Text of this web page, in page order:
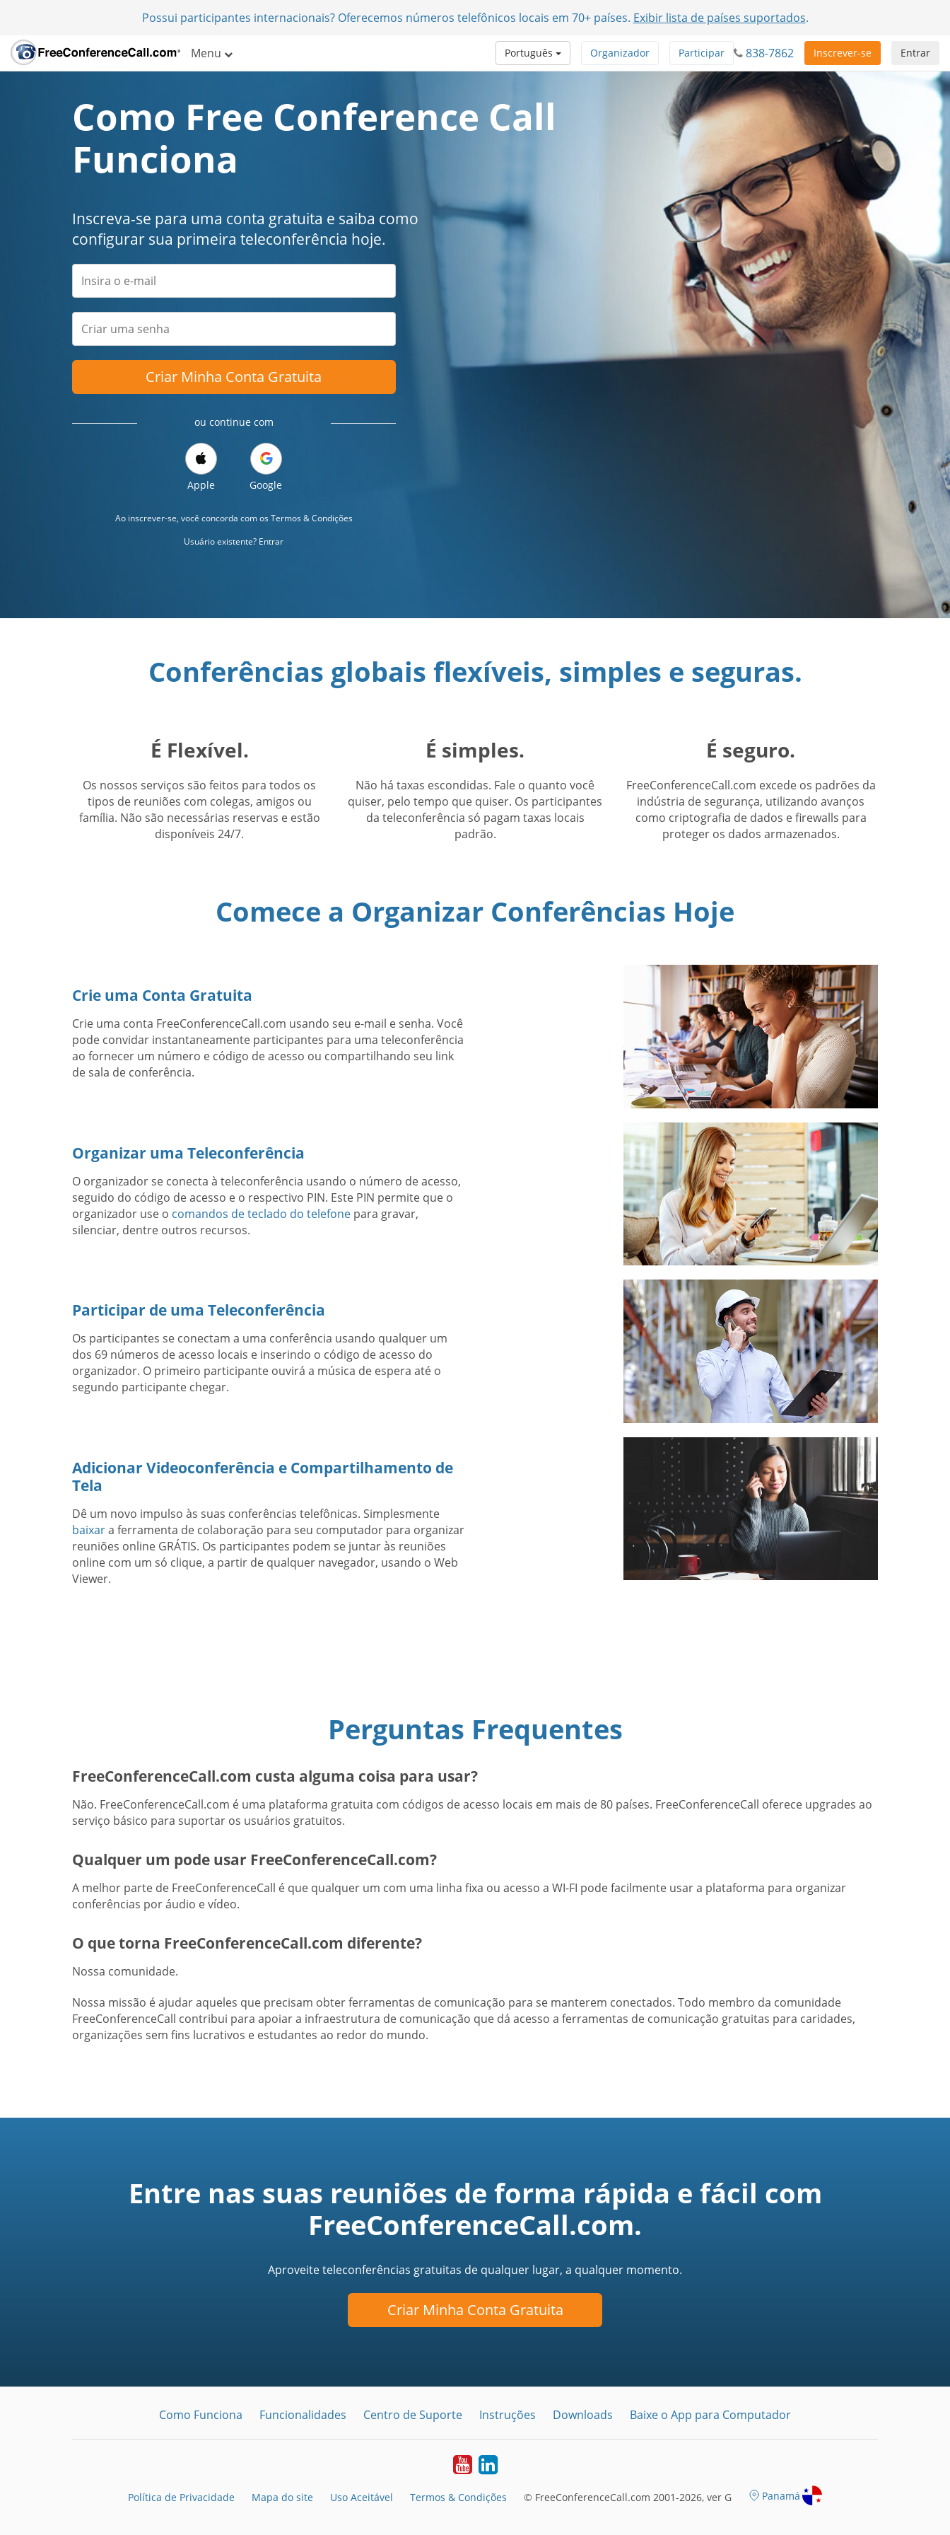
Possui participantes internacionais? Oferecemos números telefônicos locais em 70+ países. Exibir lista de países suportados.
Menu Entrar
Inscrever-se
838-7862
Participar
Organizador
Português
Como Free Conference Call
Funciona
Inscreva-se para uma conta gratuita e saiba como
configurar sua primeira teleconferência hoje.
Criar Minha Conta Gratuita
ou continue com
Apple Google
Ao inscrever-se, você concorda com os Termos & Condições
Usuário existente? Entrar
Conferências globais flexíveis, simples e seguras.
É Flexível.
Os nossos serviços são feitos para todos os
tipos de reuniões com colegas, amigos ou
família. Não são necessárias reservas e estão
disponíveis 24/7.
É simples.
Não há taxas escondidas. Fale o quanto você
quiser, pelo tempo que quiser. Os participantes
da teleconferência só pagam taxas locais
padrão.
É seguro.
FreeConferenceCall.com excede os padrões da
indústria de segurança, utilizando avanços
como criptografia de dados e firewalls para
proteger os dados armazenados.
Comece a Organizar Conferências Hoje
Crie uma Conta Gratuita
Crie uma conta FreeConferenceCall.com usando seu e-mail e senha. Você
pode convidar instantaneamente participantes para uma teleconferência
ao fornecer um número e código de acesso ou compartilhando seu link
de sala de conferência.
Organizar uma Teleconferência
O organizador se conecta à teleconferência usando o número de acesso,
seguido do código de acesso e o respectivo PIN. Este PIN permite que o
organizador use o comandos de teclado do telefone para gravar,
silenciar, dentre outros recursos.
Participar de uma Teleconferência
Os participantes se conectam a uma conferência usando qualquer um
dos 69 números de acesso locais e inserindo o código de acesso do
organizador. O primeiro participante ouvirá a música de espera até o
segundo participante chegar.
Adicionar Videoconferência e Compartilhamento de
Tela
Dê um novo impulso às suas conferências telefônicas. Simplesmente
baixara ferramenta de colaboração para seu computador para organizar
reuniões online GRÁTIS. Os participantes podem se juntar às reuniões
online com um só clique, a partir de qualquer navegador, usando o Web
Viewer.
Perguntas Frequentes
FreeConferenceCall.com custa alguma coisa para usar?
Não. FreeConferenceCall.com é uma plataforma gratuita com códigos de acesso locais em mais de 80 países. FreeConferenceCall oferece upgrades ao
serviço básico para suportar os usuários gratuitos.
Qualquer um pode usar FreeConferenceCall.com?
A melhor parte de FreeConferenceCall é que qualquer um com uma linha fixa ou acesso a WI-FI pode facilmente usar a plataforma para organizar
conferências por áudio e vídeo.
O que torna FreeConferenceCall.com diferente?
Nossa comunidade.
Nossa missão é ajudar aqueles que precisam obter ferramentas de comunicação para se manterem conectados. Todo membro da comunidade
FreeConferenceCall contribui para apoiar a infraestrutura de comunicação que dá acesso a ferramentas de comunicação gratuitas para caridades,
organizações sem fins lucrativos e estudantes ao redor do mundo.
Entre nas suas reuniões de forma rápida e fácil com
FreeConferenceCall.com.
Aproveite teleconferências gratuitas de qualquer lugar, a qualquer momento.
Criar Minha Conta Gratuita
Como Funciona Funcionalidades Centro de Suporte Instruções Downloads Baixe o App para Computador
YoutubeLinkedIn
Política de Privacidade Mapa do site Uso Aceitável Termos & Condições © FreeConferenceCall.com 2001-2026, ver G Panamá